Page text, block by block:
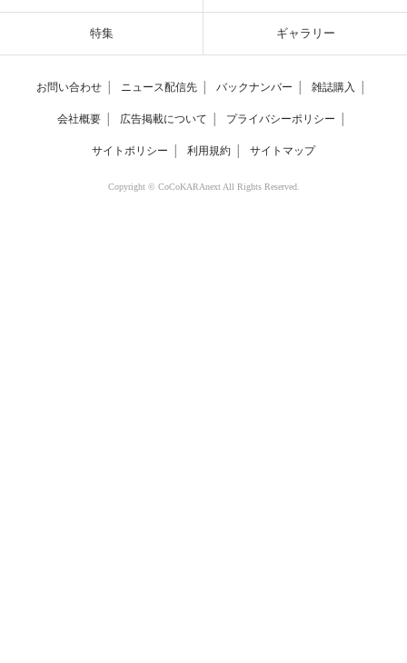
特集 ギャラリー
お問い合わせ ニュース配信先 バックナンバー 雑誌購入
会社概要 広告掲載について プライバシーポリシー
サイトポリシー 利用規約 サイトマップ
Copyright © CoCoKARAnext All Rights Reserved.